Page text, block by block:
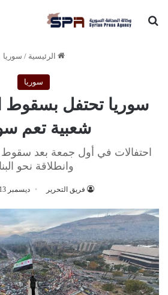
بحث عن
الرئيسية / سوريا
سوريا
سوريا تحتفل بسقوط
شعبية تعم
احتفالات في أول جمعة بعد
وانطلاقة نحو
فريق التحرير ديسمبر 13, 2024